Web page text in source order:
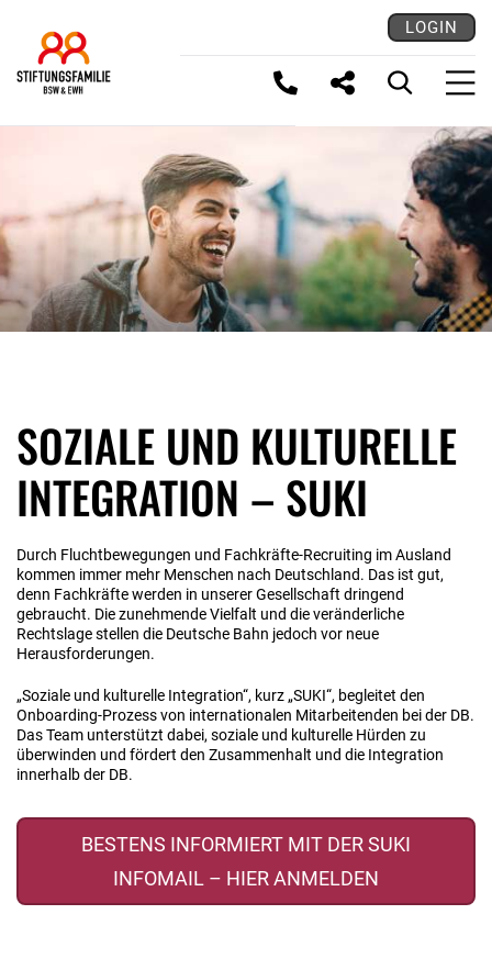
LOGIN
SOZIALE UND KULTURELLE
INTEGRATION – SUKI
Durch Fluchtbewegungen und Fachkräfte-Recruiting im Ausland
kommen immer mehr Menschen nach Deutschland. Das ist gut,
denn Fachkräfte werden in unserer Gesellschaft dringend
gebraucht. Die zunehmende Vielfalt und die veränderliche
Rechtslage stellen die Deutsche Bahn jedoch vor neue
Herausforderungen.
„Soziale und kulturelle Integration“, kurz „SUKI“, begleitet den
Onboarding-Prozess von internationalen Mitarbeitenden bei der DB.
Das Team unterstützt dabei, soziale und kulturelle Hürden zu
überwinden und fördert den Zusammenhalt und die Integration
innerhalb der DB.
BESTENS INFORMIERT MIT DER SUKI
INFOMAIL – HIER ANMELDEN